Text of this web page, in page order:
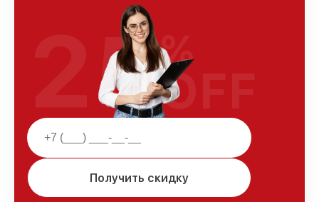
Получить скидку
25%
OFF